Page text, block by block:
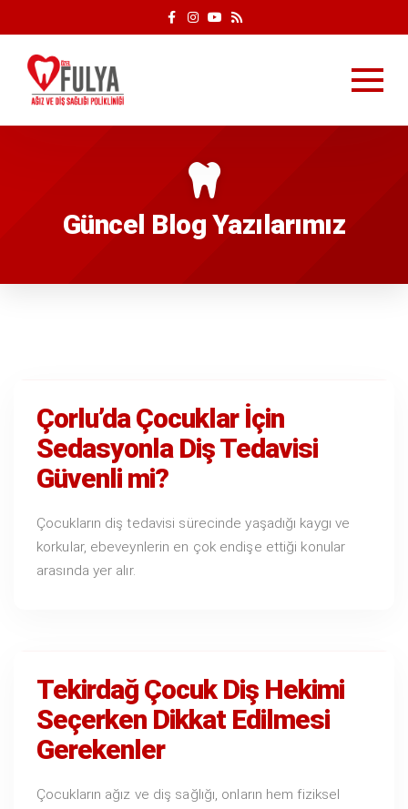
Güncel Blog Yazılarımız
Çorlu’da Çocuklar İçin
Sedasyonla Diş Tedavisi
Güvenli mi?
Çocukların diş tedavisi sürecinde yaşadığı kaygı ve
korkular, ebeveynlerin en çok endişe ettiği konular
arasında yer alır.
Tekirdağ Çocuk Diş Hekimi
Seçerken Dikkat Edilmesi
Gerekenler
Çocukların ağız ve diş sağlığı, onların hem fiziksel